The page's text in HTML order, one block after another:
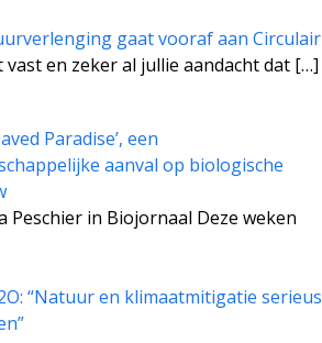
gaat vooraf aan Circulair
vast en zeker al jullie aandacht dat […]
Paradise’, een
aanval op biologische
Peschier in Biojornaal Deze weken
“Natuur en klimaatmitigatie serieus